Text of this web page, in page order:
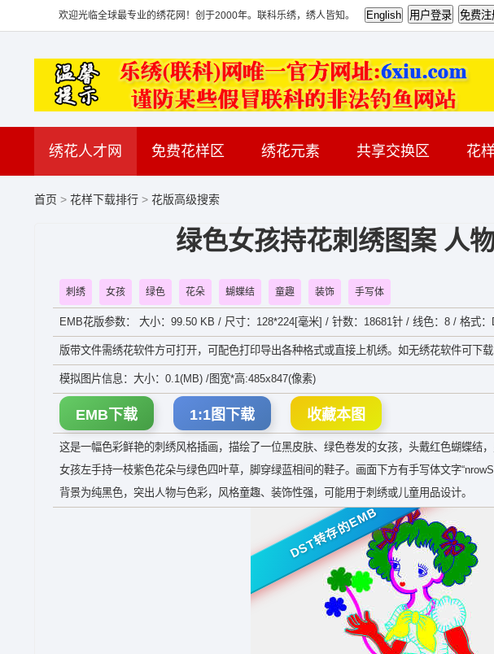
欢迎光临全球最专业的绣花网！创于2000年。联科乐绣，绣人皆知。
绣花人才网 免费花样区 绣花元素 共享交换区 花
首页 > 花样下载排行 > 花版高级搜索
绿色女孩持花刺绣图案 人
刺绣 女孩 绿色 花朵 蝴蝶结 童趣 装饰 手写体
EMB花版参数： 大小：99.50 KB / 尺寸：128*224[毫米] / 针数：18681针 / 线色：8 / 格式
版带文件需绣花软件方可打开，可配色打印导出各种格式或直接上机绣。如无绣花软件可下载
模拟图片信息：大小：0.1(MB) /图宽*高:485x847(像素)
EMB下载 1:1图下载 收藏本图
这是一幅色彩鲜艳的刺绣风格插画，描绘了一位黑皮肤、绿色卷发的女孩，头戴红色蝴蝶结
女孩左手持一枝紫色花朵与绿色四叶草，脚穿绿蓝相间的鞋子。画面下方有手写体文字
背景为纯黑色，突出人物与色彩，风格童趣、装饰性强，可能用于刺绣或儿童用品设计。
DST转存的EMB